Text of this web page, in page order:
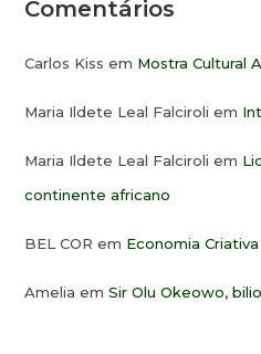
Comentários
Carlos Kiss em Mostra Cultural
Maria Ildete Leal Falciroli em
Maria Ildete Leal Falciroli em
continente africano
BEL COR em Economia Criativa
Amelia emSir Olu Okeowo,